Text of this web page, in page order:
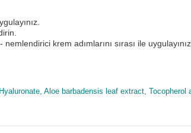
krem adımlarını sırası ile uygulayınız.
Aloe barbadensis leaf extract,